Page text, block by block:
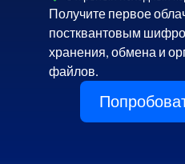
Русский (RU)
Получите первое
постквантовым
хранения, обмена и
файлов.